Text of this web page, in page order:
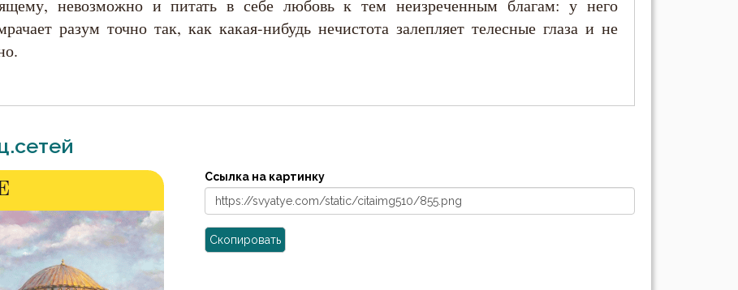
невозможно и питать в себе любовь к тем неизреченным благам: у него
разум точно так, как какая-нибудь нечистота залепляет телесные глаза и не
Ссылка на картинку
Скопировать